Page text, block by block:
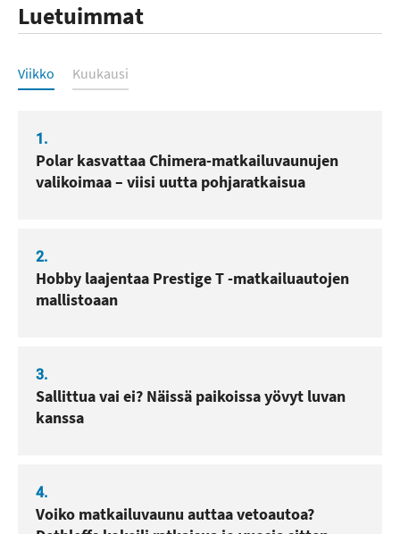
Luetuimmat
Luetuimmat
Viikko Kuukausi
1.
Polar kasvattaa Chimera-matkailuvaunujen
valikoimaa – viisi uutta pohjaratkaisua
2.
Hobby laajentaa Prestige T -matkailuautojen
mallistoaan
3.
Sallittua vai ei? Näissä paikoissa yövyt luvan
kanssa
4.
Voiko matkailuvaunu auttaa vetoautoa?